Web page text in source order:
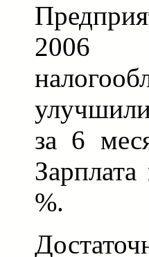
2006
за 6
%.